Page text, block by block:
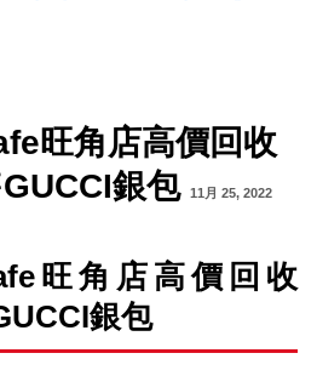
旺角店高價回收
銀包
11月 25, 2022
旺角店高價回收
銀包